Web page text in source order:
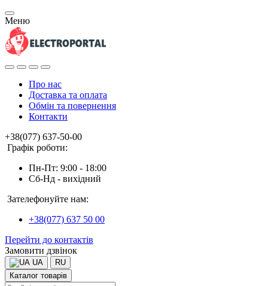
Меню
Про нас
Доставка та оплата
Обмін та повернення
Контакти
+38(077) 637-50-00
Графік роботи:
Пн-Пт: 9:00 - 18:00
Сб-Нд - вихідний
Зателефонуйте нам:
+38(077) 637 50 00
Перейти до контактів
Замовити дзвінок
UA
RU
Каталог товарів